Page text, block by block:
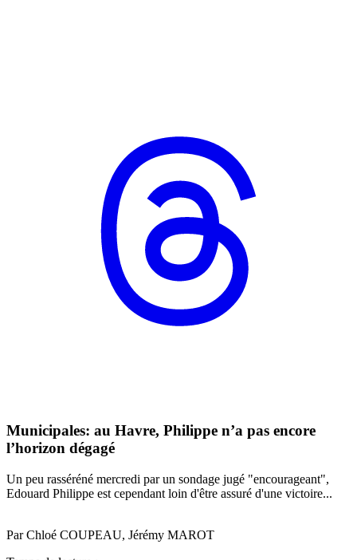
Municipales: au Havre, Philippe n’a pas encore
l’horizon dégagé
Un peu rasséréné mercredi par un sondage jugé "encourageant",
Edouard Philippe est cependant loin d'être assuré d'une victoire...
Par Chloé COUPEAU, Jérémy MAROT